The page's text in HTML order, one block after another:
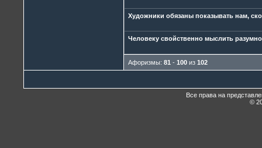
Художники обязаны показывать нам,
Человеку свойственно мыслить
Афоризмы: 81 - 100 из 102
Все права на
©